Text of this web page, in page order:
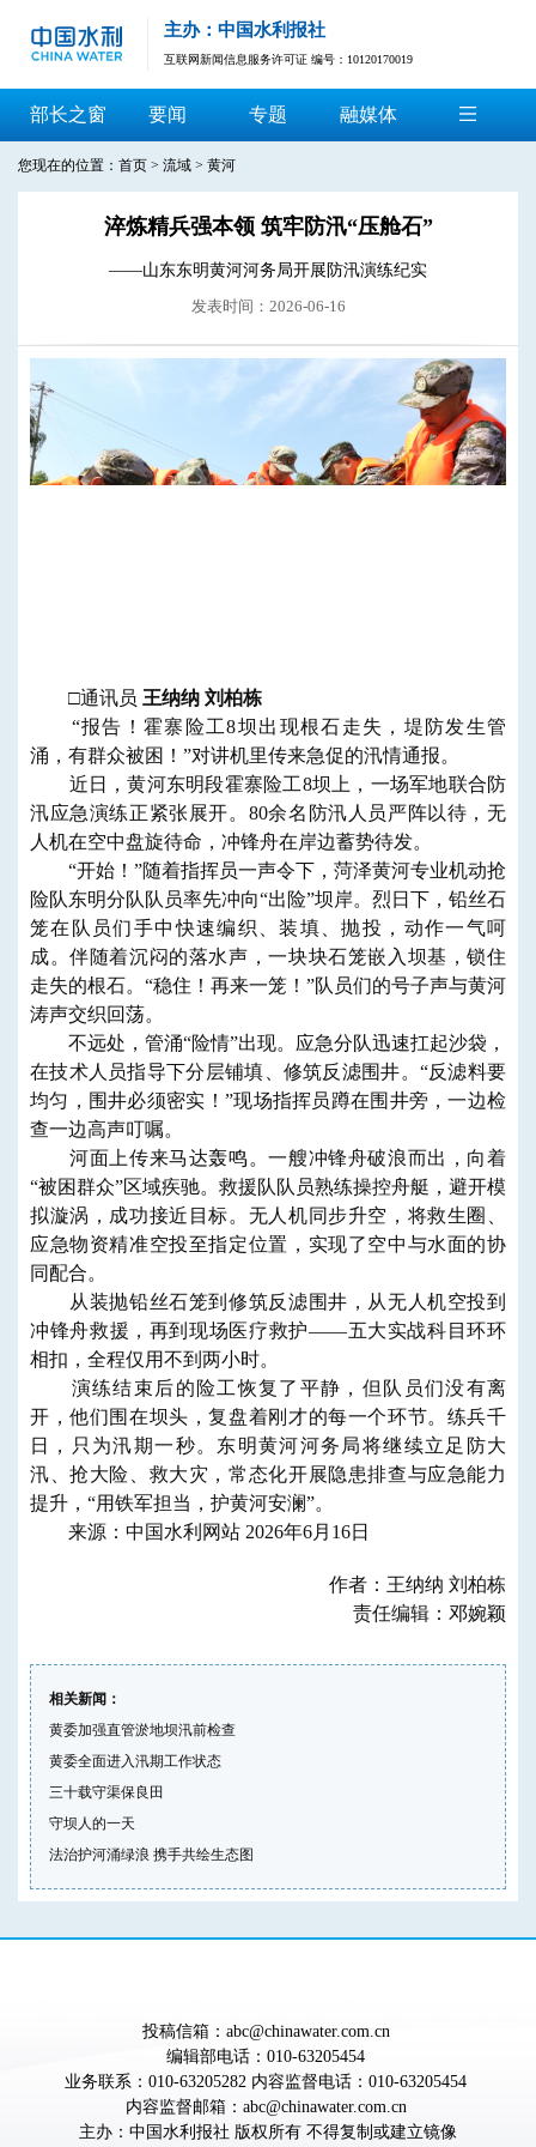
主办：中国水利报社
互联网新闻信息服务许可证 编号：10120170019
部长之窗 要闻 专题 融媒体
您现在的位置： 首页 > 流域 > 黄河
淬炼精兵强本领 筑牢防汛“压舱石”
——山东东明黄河河务局开展防汛演练纪实
发表时间：2026-06-16
□通讯员 王纳纳 刘柏栋
“报告！霍寨险工8坝出现根石走失，堤防发生管
涌，有群众被困！”对讲机里传来急促的汛情通报。
近日，黄河东明段霍寨险工8坝上，一场军地联合防
汛应急演练正紧张展开。80余名防汛人员严阵以待，无
人机在空中盘旋待命，冲锋舟在岸边蓄势待发。
“开始！”随着指挥员一声令下，菏泽黄河专业机动抢
险队东明分队队员率先冲向“出险”坝岸。烈日下，铅丝石
笼在队员们手中快速编织、装填、抛投，动作一气呵
成。伴随着沉闷的落水声，一块块石笼嵌入坝基，锁住
走失的根石。“稳住！再来一笼！”队员们的号子声与黄河
涛声交织回荡。
不远处，管涌“险情”出现。应急分队迅速扛起沙袋，
在技术人员指导下分层铺填、修筑反滤围井。“反滤料要
均匀，围井必须密实！”现场指挥员蹲在围井旁，一边检
查一边高声叮嘱。
河面上传来马达轰鸣。一艘冲锋舟破浪而出，向着
“被困群众”区域疾驰。救援队队员熟练操控舟艇，避开模
拟漩涡，成功接近目标。无人机同步升空，将救生圈、
应急物资精准空投至指定位置，实现了空中与水面的协
同配合。
从装抛铅丝石笼到修筑反滤围井，从无人机空投到
冲锋舟救援，再到现场医疗救护——五大实战科目环环
相扣，全程仅用不到两小时。
演练结束后的险工恢复了平静，但队员们没有离
开，他们围在坝头，复盘着刚才的每一个环节。练兵千
日，只为汛期一秒。东明黄河河务局将继续立足防大
汛、抢大险、救大灾，常态化开展隐患排查与应急能力
提升，“用铁军担当，护黄河安澜”。
来源：中国水利网站 2026年6月16日
作者：王纳纳 刘柏栋
责任编辑：邓婉颖
相关新闻：
黄委加强直管淤地坝汛前检查
黄委全面进入汛期工作状态
三十载守渠保良田
守坝人的一天
法治护河涌绿浪 携手共绘生态图
投稿信箱：abc@chinawater.com.cn
编辑部电话：010-63205454
业务联系：010-63205282 内容监督电话：010-63205454
内容监督邮箱：abc@chinawater.com.cn
主办： 中国水利报社 版权所有 不得复制或建立镜像